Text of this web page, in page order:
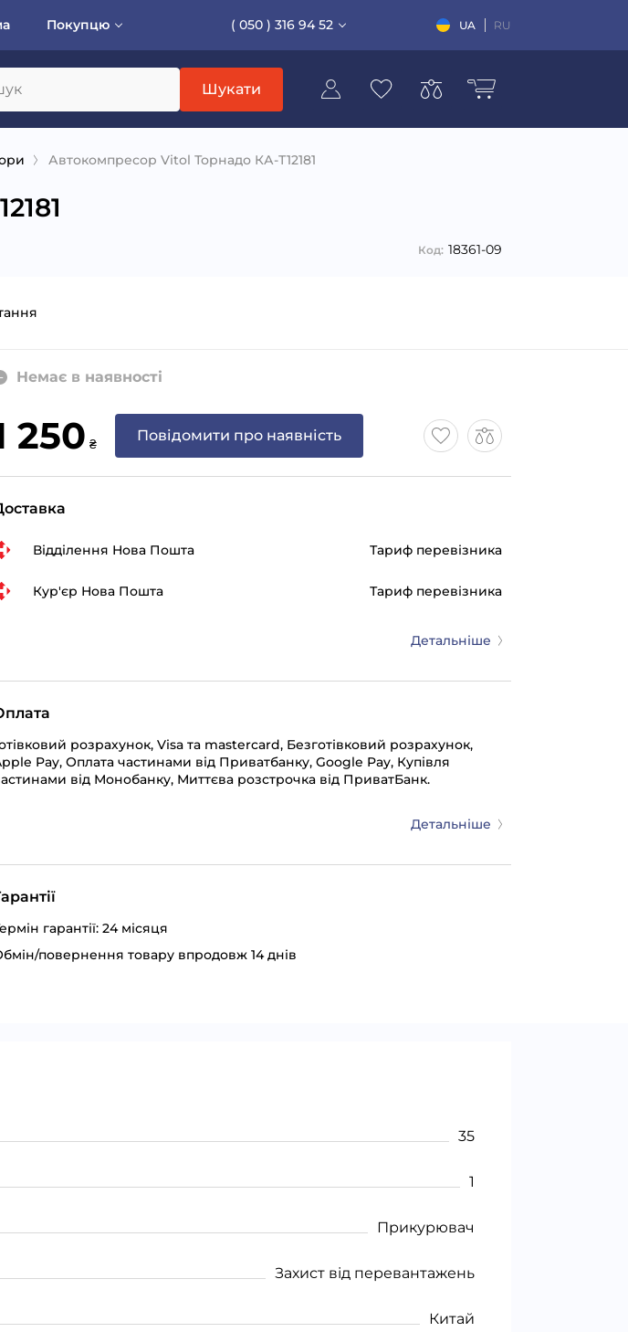
Покупцю ( 050 ) 316 94 52 UA RU
Шукати
Автокомпресор Vitol Торнадо КА-Т12181
Код: 18361-09
Немає в наявності
250 ₴
Повідомити про наявність
Відділення Нова Пошта Тариф перевізника
Кур'єр Нова Пошта Тариф перевізника
Детальніше
розрахунок, Visa та mastercard, Безготівковий розрахунок,
Pay, Оплата частинами від Приватбанку, Google Pay, Купівля
від Монобанку, Миттєва розстрочка від ПриватБанк.
Детальніше
гарантії: 24 місяця
повернення товару впродовж 14 днів
35
1
Прикурювач
Захист від перевантажень
Китай